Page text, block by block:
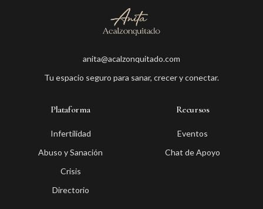
anita@acalzonquitado.com
Tu espacio seguro para sanar, crecer y conectar.
Plataforma
Infertilidad
Abuso y Sanación
Crisis
Directorio
Recursos
Eventos
Chat de Apoyo